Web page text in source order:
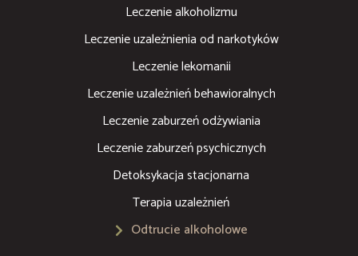
Leczenie alkoholizmu
Leczenie uzależnienia od narkotyków
Leczenie lekomanii
Leczenie uzależnień behawioralnych
Leczenie zaburzeń odżywiania
Leczenie zaburzeń psychicznych
Detoksykacja stacjonarna
Terapia uzależnień
Odtrucie alkoholowe